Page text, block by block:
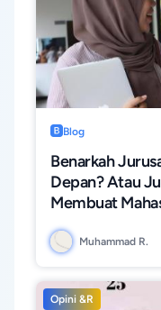
Blog
Benarkah
Depan? Atau
Membuat
Muhammad R.
Opini &R